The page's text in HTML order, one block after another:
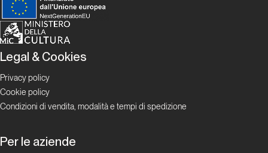
La mia
storia sulla
Sud della
Marmolada
Marmolada
Dal passato al presente
Legal & Cookies
Privacy policy
Cookie policy
Condizioni di vendita, modalità e tempi di spedizione
Per le aziende